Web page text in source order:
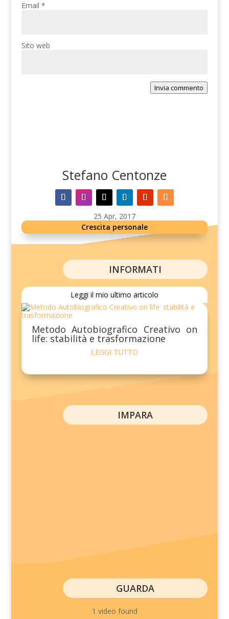
Email*
Sito web
Invia commento
Stefano Centonze
25 Apr, 2017
Crescita personale
INFORMATI
Leggi il mio ultimo articolo
Metodo Autobiografico Creativo on
life: stabilità e trasformazione
LEGGI TUTTO
IMPARA
GUARDA
1 video found